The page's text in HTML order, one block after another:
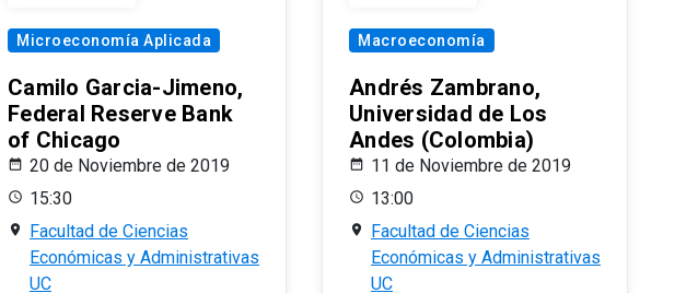
Microeconomía Aplicada
Camilo Garcia-Jimeno,
Federal Reserve Bank
of Chicago
20 de Noviembre de 2019
15:30
Facultad de Ciencias
Económicas y Administrativas
UC
Macroeconomía
Andrés Zambrano,
Universidad de Los
Andes (Colombia)
11 de Noviembre de 2019
13:00
Facultad de Ciencias
Económicas y Administrativas
UC